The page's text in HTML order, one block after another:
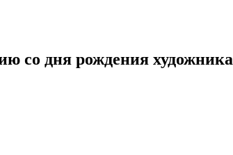
со дня рождения художника